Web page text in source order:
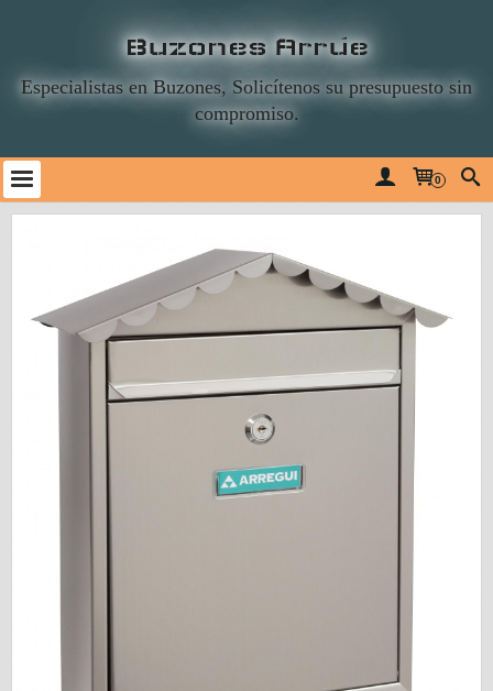
Buzones Arrúe
Especialistas en Buzones, Solicítenos su presupuesto sin
compromiso.
0